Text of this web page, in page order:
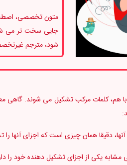
متون تخصصی،
جایی سخت تر می
شود، مترجم
با هم، کلمات مرکب تشکیل می شوند.